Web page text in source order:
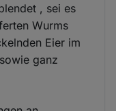
, sei es
Wurms
Eier im
ganz